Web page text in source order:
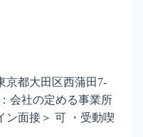
京都大田区西蒲田7-
会社の定める事業所
ン面接＞ 可 ・受動喫